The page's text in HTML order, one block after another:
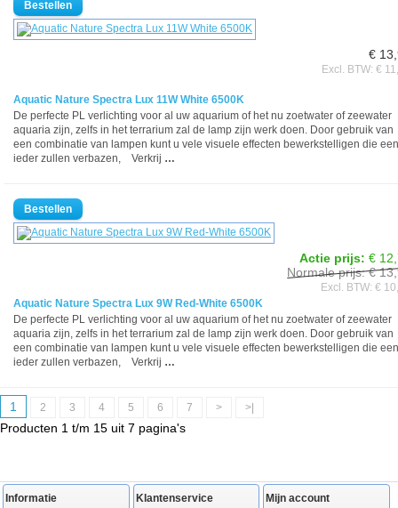
€
Excl. BTW: €
Aquatic Nature Spectra Lux 11W White 6500K
De perfecte PL verlichting voor al uw aquarium of het nu zoetwater of zeewater
aquaria zijn, zelfs in het terrarium zal de lamp zijn werk doen. Door gebruik van
een combinatie van lampen kunt u vele visuele effecten bewerkstelligen die een
ieder zullen verbazen, Verkrij …
Actie prijs: €
Normale prijs: €
Excl. BTW: €
Aquatic Nature Spectra Lux 9W Red-White 6500K
De perfecte PL verlichting voor al uw aquarium of het nu zoetwater of zeewater
aquaria zijn, zelfs in het terrarium zal de lamp zijn werk doen. Door gebruik van
een combinatie van lampen kunt u vele visuele effecten bewerkstelligen die een
ieder zullen verbazen, Verkrij …
1 2 3 4 5 6 7 > >|
Producten 1 t/m 15 uit 7 pagina's
Informatie Klantenservice Mijn account